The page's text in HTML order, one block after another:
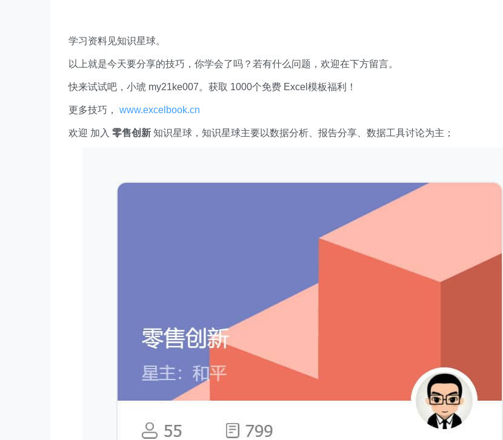
学习资料见知识星球。
以上就是今天要分享的技巧，你学会了吗？若有什么问题，欢迎在下方留言。
快来试试吧，小琥 my21ke007。获取 1000个免费 Excel模板福利​​​​！
更多技巧， www.excelbook.cn
欢迎 加入 零售创新 知识星球，知识星球主要以数据分析、报告分享、数据工具讨论为主；